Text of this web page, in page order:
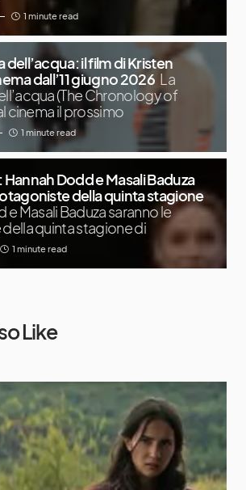
1 minute read
il film di Kristen
dall’11 giugno 2026 La
(The Chronology of
cinema il prossimo
1 minute read
Dodd e Masali Baduza
della quinta stagione
e Masali Baduza saranno le
quinta stagione di
1 minute read
Like